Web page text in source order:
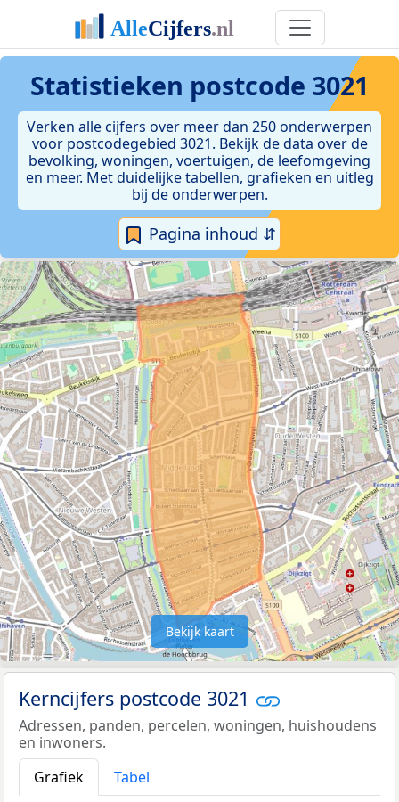
Statistieken postcode 3021
Verken alle cijfers over meer dan 250 onderwerpen
voor postcodegebied 3021. Bekijk de data over de
bevolking, woningen, voertuigen, de leefomgeving
en meer. Met duidelijke tabellen, grafieken en uitleg
bij de onderwerpen.
Pagina inhoud ⇵
Bekijk kaart
Kerncijfers postcode 3021
Adressen, panden, percelen, woningen, huishoudens
en inwoners.
Grafiek
Tabel